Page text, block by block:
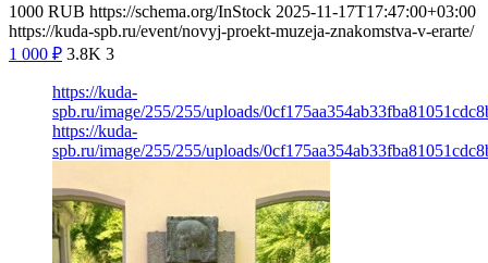
1000 RUB https://schema.org/InStock 2025-11-17T17:47:00+03:00
https://kuda-spb.ru/event/novyj-proekt-muzeja-znakomstva-v-erarte/
1 000 ₽ 3.8K 3
https://kuda-
spb.ru/image/255/255/uploads/
https://kuda-
spb.ru/image/255/255/uploads/